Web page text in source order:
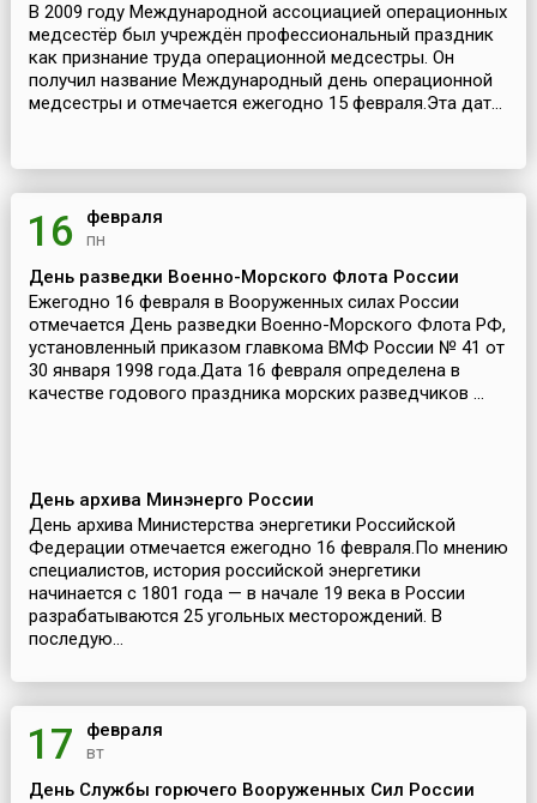
В 2009 году Международной ассоциацией операционных
медсестёр был учреждён профессиональный праздник
как признание труда операционной медсестры. Он
получил название Международный день операционной
медсестры и отмечается ежегодно 15 февраля.Эта дат...
16 февраля
пн
День разведки Военно-Морского Флота России
Ежегодно 16 февраля в Вооруженных силах России
отмечается День разведки Военно-Морского Флота РФ,
установленный приказом главкома ВМФ России № 41 от
30 января 1998 года.Дата 16 февраля определена в
качестве годового праздника морских разведчиков ...
День архива Минэнерго России
День архива Министерства энергетики Российской
Федерации отмечается ежегодно 16 февраля.По мнению
специалистов, история российской энергетики
начинается с 1801 года — в начале 19 века в России
разрабатываются 25 угольных месторождений. В
последую...
17 февраля
вт
День Службы горючего Вооруженных Сил России